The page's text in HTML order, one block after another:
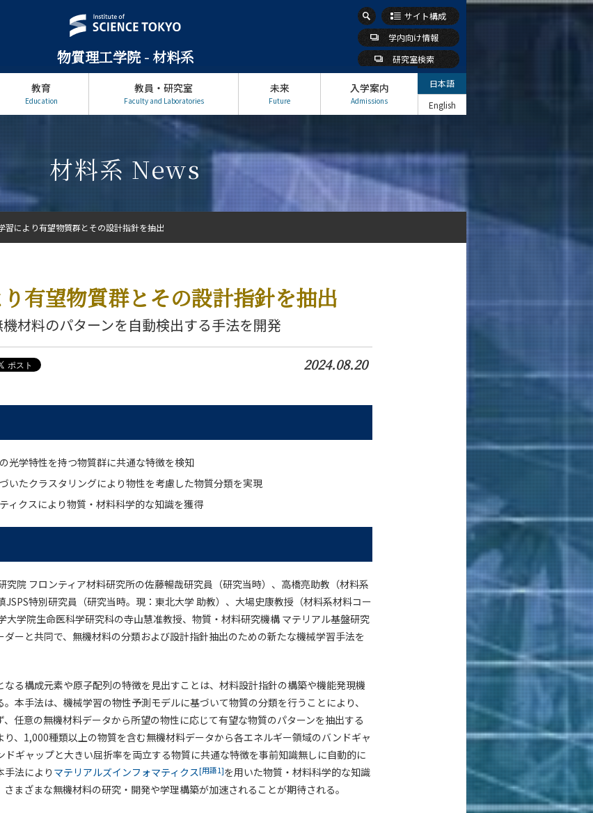
物質理工学院 - 材料系
サイト構成
学内向け情報
研究室検索
教育
Education
教員・研究室
Faculty and Laboratories
未来
Future
入学案内
Admissions
日本語
English
材料系 News
有望物質群とその設計指針を抽出
材料のパターンを自動検出する手法を開発
2024.08.20
光学特性を持つ物質群に共通な特徴を検知
いたクラスタリングにより物性を考慮した物質分類を実現
ィクスにより物質・材料科学的な知識を獲得
究院 フロンティア材料研究所の佐藤暢哉研究員（研究当時）、高橋亮助教（材料系
JSPS特別研究員（研究当時。現：東北大学 助教）、大場史康教授（材料系材料コー
大学院生命医科学研究科の寺山慧准教授、物質・材料研究機構 マテリアル基盤研究
ーと共同で、無機材料の分類および設計指針抽出のための新たな機械学習手法を
る構成元素や原子配列の特徴を見出すことは、材料設計指針の構築や機能発現機
本手法は、機械学習の物性予測モデルに基づいて物質の分類を行うことにより、
任意の無機材料データから所望の物性に応じて有望な物質のパターンを抽出する
り、1,000種類以上の物質を含む無機材料データから各エネルギー領域のバンドギャ
ドギャップと大きい屈折率を両立する物質に共通な特徴を事前知識無しに自動的に
手法により マテリアルズインフォマティクス[用語1]を用いた物質・材料科学的な知識
まざまな無機材料の研究・開発や学理構築が加速されることが期待される。
習により有望物質群とその設計指針を抽出